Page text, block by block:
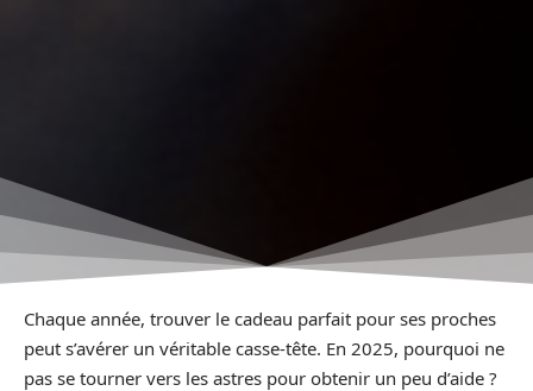
Chaque année, trouver le cadeau parfait pour ses proches
peut s’avérer un véritable casse-tête. En 2025, pourquoi ne
pas se tourner vers les astres pour obtenir un peu d’aide ?